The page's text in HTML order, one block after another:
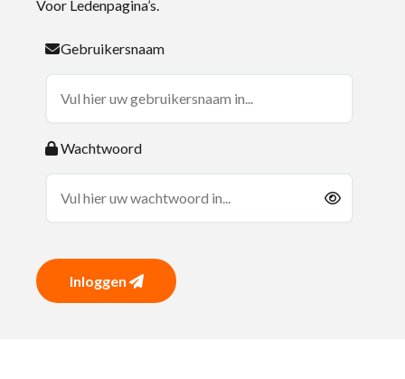
Voor Ledenpagina’s.
Gebruikersnaam
Wachtwoord
Inloggen